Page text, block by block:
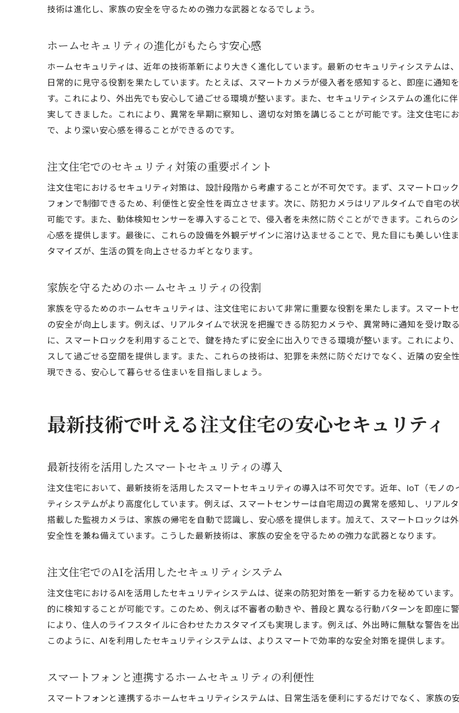
注文住宅での防犯対策を強化するポイント
注文住宅の設計段階で考えるセキュリティ対策
セキュリティとデザインの両立可能な注文住宅
注文住宅でのホームセキュリティ設計の事例
設計段階からのセキュリティ対策がもたらす安心感
リアルタイム監視で安心感を得る注文住宅のセキュリテ
注文住宅でのリアルタイム監視の重要性
スマートフォンでのリアルタイム監視の活用法
注文住宅における監視カメラシステムの選び方
リアルタイム監視がもたらす安心感
注文住宅でのリアルタイム監視の最新技術
注文住宅で選ぶべきホームセキュリティシステムとは
注文住宅に最適なセキュリティシステムの選び方
最新のホームセキュリティシステムの特徴
注文住宅でのセキュリティシステム選びのポイント
セキュリティシステム導入事例から学ぶ
効果的なホームセキュリティシステムの選定法
注文住宅の設計におけるデザインとセキュリティの両立
美しさと機能性を両立する注文住宅のポイント
注文住宅でのデザインとセキュリティの事例紹介
セキュリティを考慮したデザイン設計の重要性
注文住宅の美しいデザインを損なわないセキュリテ
デザインとセキュリティを両立する最新の技術
技術は進化し、家族の安全を守るための強力な武器となるでしょう。
ホームセキュリティの進化がもたらす安心感
ホームセキュリティは、近年の技術革新により大きく進化しています。最新のセキュリティシステムは
日常的に見守る役割を果たしています。たとえば、スマートカメラが侵入者を感知すると、即座に通知
す。これにより、外出先でも安心して過ごせる環境が整います。また、セキュリティシステムの進化に
実してきました。これにより、異常を早期に察知し、適切な対策を講じることが可能です。注文住宅に
で、より深い安心感を得ることができるのです。
注文住宅でのセキュリティ対策の重要ポイント
注文住宅におけるセキュリティ対策は、設計段階から考慮することが不可欠です。まず、スマートロッ
フォンで制御できるため、利便性と安全性を両立させます。次に、防犯カメラはリアルタイムで自宅の
可能です。また、動体検知センサーを導入することで、侵入者を未然に防ぐことができます。これらの
心感を提供します。最後に、これらの設備を外観デザインに溶け込ませることで、見た目にも美しい住
タマイズが、生活の質を向上させるカギとなります。
家族を守るためのホームセキュリティの役割
家族を守るためのホームセキュリティは、注文住宅において非常に重要な役割を果たします。スマート
の安全が向上します。例えば、リアルタイムで状況を把握できる防犯カメラや、異常時に通知を受け取
に、スマートロックを利用することで、鍵を持たずに安全に出入りできる環境が整います。これにより
スして過ごせる空間を提供します。また、これらの技術は、犯罪を未然に防ぐだけでなく、近隣の安全
現できる、安心して暮らせる住まいを目指しましょう。
最新技術で叶える注文住宅の安心セキュリティ
最新技術を活用したスマートセキュリティの導入
注文住宅において、最新技術を活用したスマートセキュリティの導入は不可欠です。近年、IoT（モノ
ティシステムがより高度化しています。例えば、スマートセンサーは自宅周辺の異常を感知し、リアル
搭載した監視カメラは、家族の帰宅を自動で認識し、安心感を提供します。加えて、スマートロックは
安全性を兼ね備えています。こうした最新技術は、家族の安全を守るための強力な武器となります。
注文住宅でのAIを活用したセキュリティシステム
注文住宅におけるAIを活用したセキュリティシステムは、従来の防犯対策を一新する力を秘めています
的に検知することが可能です。このため、例えば不審者の動きや、普段と異なる行動パターンを即座に
により、住人のライフスタイルに合わせたカスタマイズも実現します。例えば、外出時に無駄な警告を
このように、AIを利用したセキュリティシステムは、よりスマートで効率的な安全対策を提供します。
スマートフォンと連携するホームセキュリティの利便性
スマートフォンと連携するホームセキュリティシステムは、日常生活を便利にするだけでなく、家族の